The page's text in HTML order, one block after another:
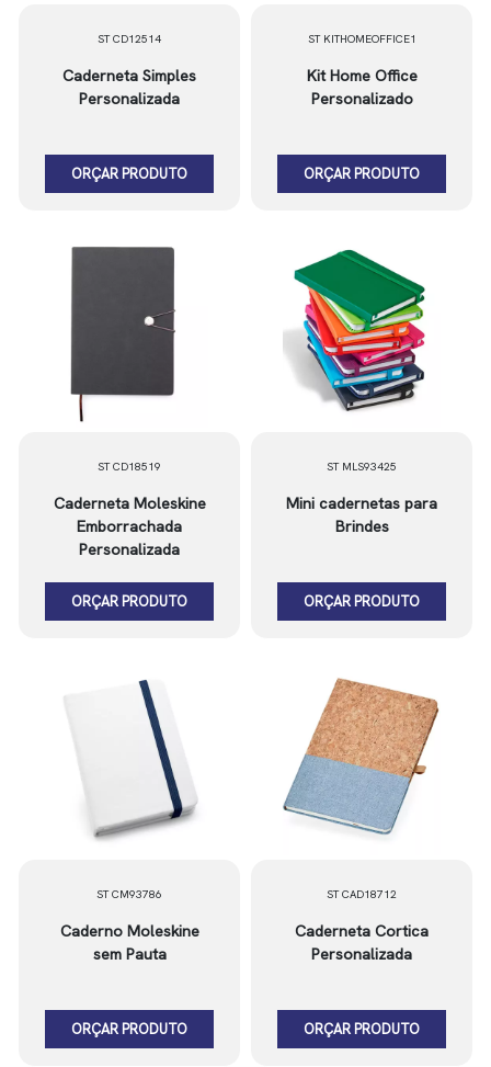
ST CD12514
Caderneta Simples
Personalizada
ORÇAR PRODUTO
ST KITHOMEOFFICE1
Kit Home Office
Personalizado
ORÇAR PRODUTO
ST CD18519
Caderneta Moleskine
Emborrachada
Personalizada
ORÇAR PRODUTO
ST MLS93425
Mini cadernetas para
Brindes
ORÇAR PRODUTO
ST CM93786
Caderno Moleskine
sem Pauta
ORÇAR PRODUTO
ST CAD18712
Caderneta Cortica
Personalizada
ORÇAR PRODUTO